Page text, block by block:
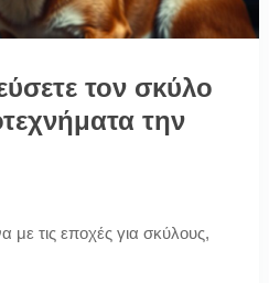
τον σκύλο
την
τις εποχές για σκύλους,